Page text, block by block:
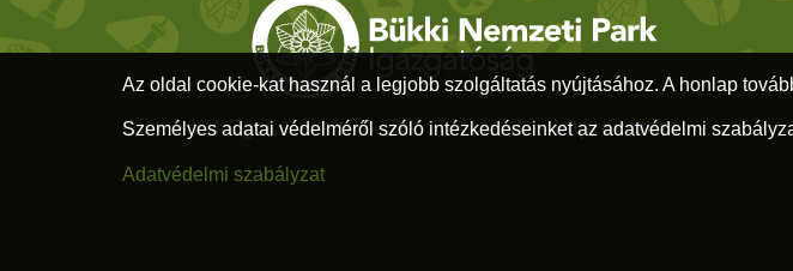
Cím: 3304 Eger, Sánc u. 6. Tel: 36/411-581-Impresszum
Az oldal cookie-kat használ a legjobb szolgáltatás nyújtásához. A honlap
Személyes adatai védelméről szóló intézkedéseinket az adatvédelmi
Adatvédelmi szabályzat